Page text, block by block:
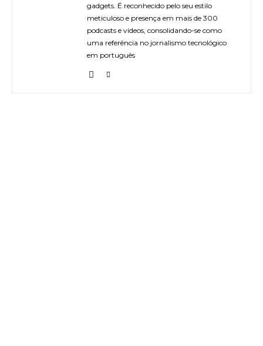
gadgets. É reconhecido pelo seu estilo
meticuloso e presença em mais de 300
podcasts e vídeos, consolidando-se como
uma referência no jornalismo tecnológico
em português